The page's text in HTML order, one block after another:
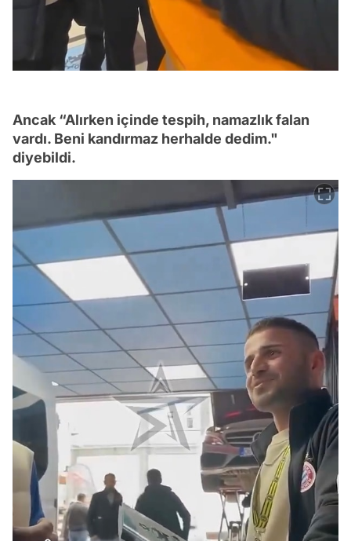
Ancak “Alırken içinde tespih, namazlık falan
vardı. Beni kandırmaz herhalde dedim."
diyebildi.